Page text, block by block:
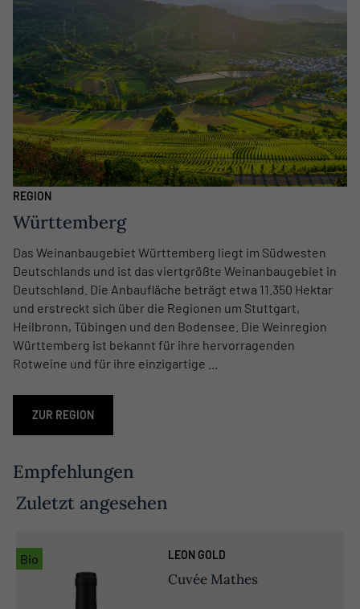
REGION
Württemberg
Das Weinanbaugebiet Württemberg liegt im Südwesten
Deutschlands und ist das viertgrößte Weinanbaugebiet in
Deutschland. Die Anbaufläche beträgt etwa 11.350 Hektar
und erstreckt sich über die Regionen um Stuttgart,
Heilbronn, Tübingen und den Bodensee. Die Weinregion
Württemberg ist bekannt für ihre hervorragenden
Rotweine und für ihre einzigartige ...
ZUR REGION
Empfehlungen
Zuletzt angesehen
Bio LEON GOLD
Cuvée Mathes